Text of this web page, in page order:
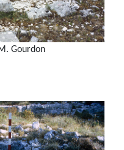
Gourdon